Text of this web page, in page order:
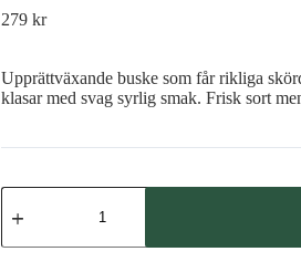
279 kr
Upprättväxande buske som får rikliga
klasar med svag syrlig smak. Frisk sort
Vita
vinbär
mängd